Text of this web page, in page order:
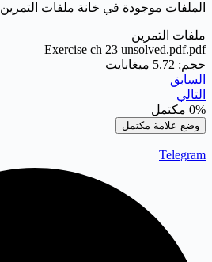
الملفات موجودة في خانة ملفات التمرين
ملفات التمرين
Exercise ch 23 unsolved.pdf.pdf
حجم: 5.72 ميغابايت
السابق
التالي
0% مكتمل
وضع علامة مكتمل
Telegram